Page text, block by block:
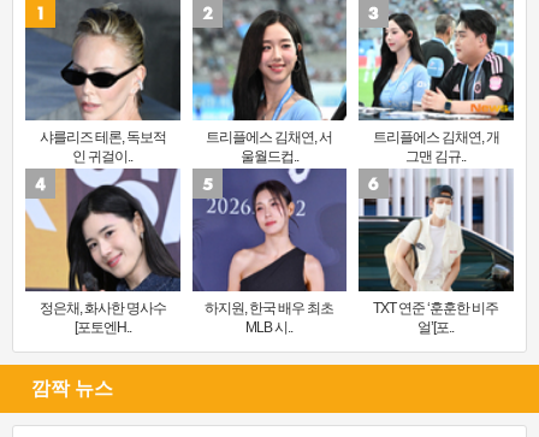
샤를리즈 테론, 독보적
인 귀걸이..
트리플에스 김채연, 서
울월드컵..
트리플에스 김채연, 개
그맨 김규..
정은채, 화사한 명사수
[포토엔H..
하지원, 한국 배우 최초
MLB 시..
TXT 연준 ‘훈훈한 비주
얼’[포..
깜짝 뉴스